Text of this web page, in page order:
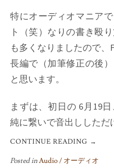
特にオーディオマニア
ト（笑）なりの書き殴
も多くなりましたので、
長編で（加筆修正の後
と思います。
まずは、初日の 6月19
純に繋いで音出ししただ
CONTINUE READING →
Posted inAudio / オーディオ